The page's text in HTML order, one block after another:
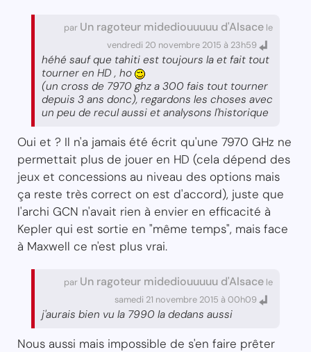
par Un ragoteur midediouuuuu d'Alsace le
vendredi 20 novembre 2015 à 23h59
héhé sauf que tahiti est toujours la et fait tout
tourner en HD , ho
(un cross de 7970 ghz a 300 fais tout tourner
depuis 3 ans donc), regardons les choses avec
un peu de recul aussi et analysons l'historique
Oui et ? Il n'a jamais été écrit qu'une 7970 GHz ne
permettait plus de jouer en HD (cela dépend des
jeux et concessions au niveau des options mais
ça reste très correct on est d'accord), juste que
l'archi GCN n'avait rien à envier en efficacité à
Kepler qui est sortie en "même temps", mais face
à Maxwell ce n'est plus vrai.
par Un ragoteur midediouuuuu d'Alsace le
samedi 21 novembre 2015 à 00h09
j'aurais bien vu la 7990 la dedans aussi
Nous aussi mais impossible de s'en faire prêter